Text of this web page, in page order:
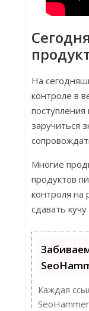
На
контроле в
заручиться
Многие
продуктов
контроля на
сдавать
Каждая